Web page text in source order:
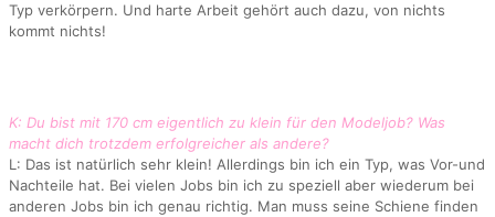
Typ verkörpern. Und harte Arbeit gehört auch dazu, von nichts
kommt nichts!
K: Du bist mit 170 cm eigentlich zu klein für den Modeljob? Was
macht dich trotzdem erfolgreicher als andere?
L: Das ist natürlich sehr klein! Allerdings bin ich ein Typ, was Vor-und
Nachteile hat. Bei vielen Jobs bin ich zu speziell aber wiederum bei
anderen Jobs bin ich genau richtig. Man muss seine Schiene finden